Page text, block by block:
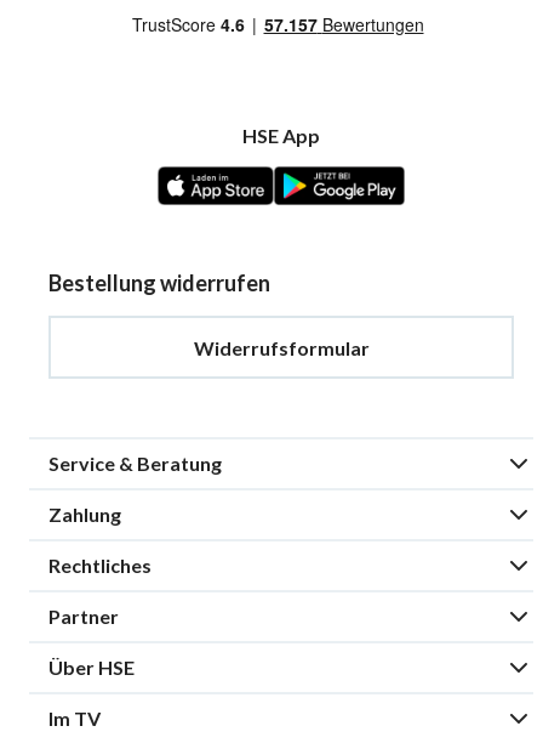
HSE App
Bestellung widerrufen
Widerrufsformular
Service & Beratung
Zahlung
Rechtliches
Partner
Über HSE
Im TV